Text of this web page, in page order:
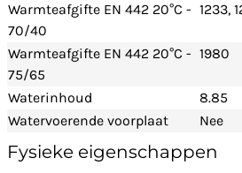
Warmteafgifte EN 442 20°C -
70/40
1233,
Warmteafgifte EN 442 20°C -
75/65
1980
Waterinhoud
8.85
Watervoerende voorplaat
Nee
Fysieke eigenschappen